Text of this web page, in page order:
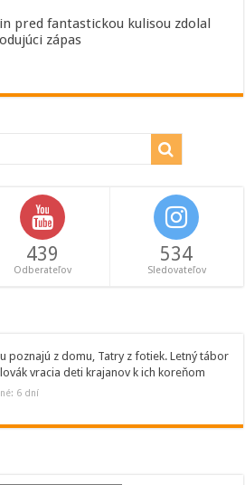
pred fantastickou kulisou zdolal
zápas
439
Odberateľov
534
Sledovateľov
poznajú z domu, Tatry z fotiek. Letný tábor
vracia deti krajanov k ich koreňom
6 dní